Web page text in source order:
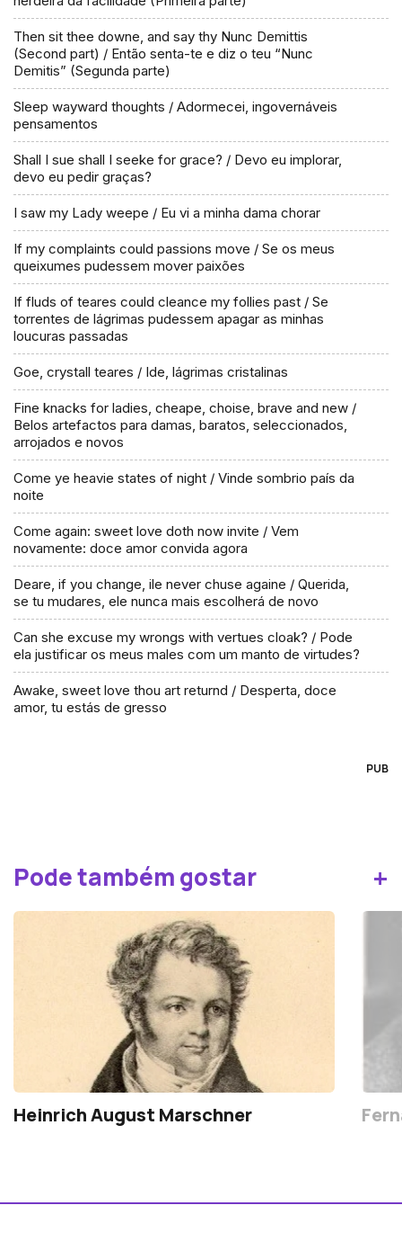
Then sit thee downe, and say thy Nunc Demittis
(Second part) / Então senta-te e diz o teu “Nunc
Demitis” (Segunda parte)
Sleep wayward thoughts / Adormecei, ingovernáveis
pensamentos
Shall I sue shall I seeke for grace? / Devo eu implorar,
devo eu pedir graças?
I saw my Lady weepe / Eu vi a minha dama chorar
If my complaints could passions move / Se os meus
queixumes pudessem mover paixões
If fluds of teares could cleance my follies past / Se
torrentes de lágrimas pudessem apagar as minhas
loucuras passadas
Goe, crystall teares / Ide, lágrimas cristalinas
Fine knacks for ladies, cheape, choise, brave and new /
Belos artefactos para damas, baratos, seleccionados,
arrojados e novos
Come ye heavie states of night / Vinde sombrio país da
noite
Come again: sweet love doth now invite / Vem
novamente: doce amor convida agora
Deare, if you change, ile never chuse againe / Querida,
se tu mudares, ele nunca mais escolherá de novo
Can she excuse my wrongs with vertues cloak? / Pode
ela justificar os meus males com um manto de virtudes?
Awake, sweet love thou art returnd / Desperta, doce
amor, tu estás de gresso
PUB
Pode também gostar +
Heinrich August Marschner